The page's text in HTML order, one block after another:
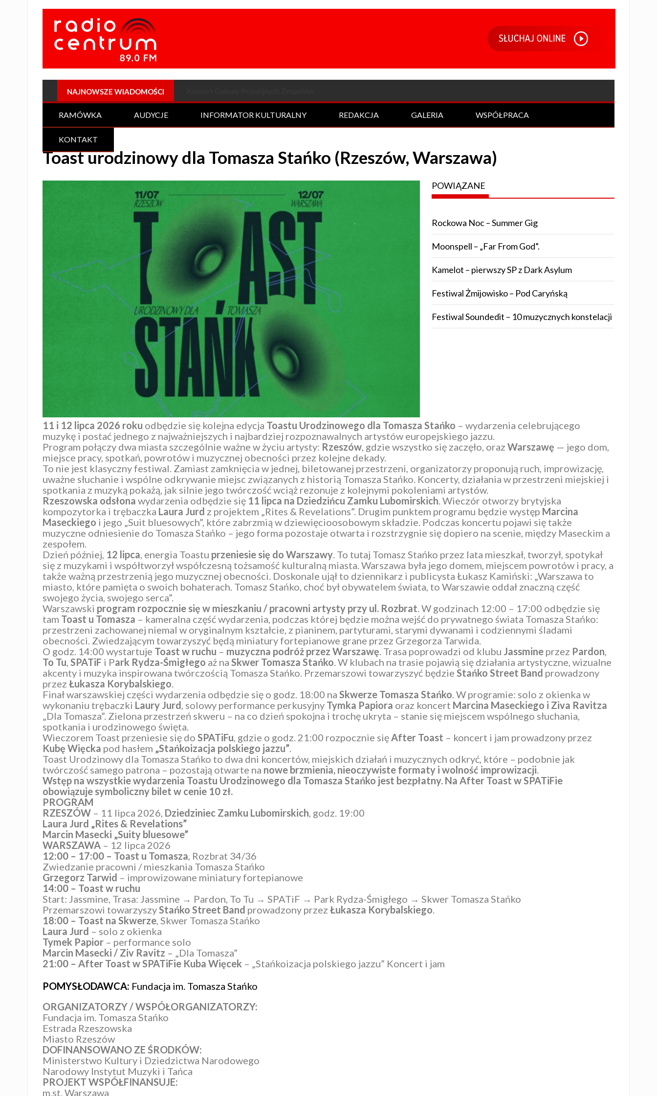
NAJNOWSZE WIADOMOŚCI
RAMÓWKA AUDYCJE INFORMATOR KULTURALNY REDAKCJA GALERIA WSPÓŁPRACA
KONTAKT
Toast urodzinowy dla Tomasza Stańko (Rzeszów, Warszawa)
POWIĄZANE
Rockowa Noc – Summer Gig
Moonspell – „Far From God”.
Kamelot – pierwszy SP z Dark Asylum
Festiwal Żmijowisko – Pod Caryńską
Festiwal Soundedit – 10 muzycznych konstelacji
11 i 12 lipca 2026 roku odbędzie się kolejna edycja Toastu Urodzinowego dla Tomasza Stańko – wydarzenia celebrującego
muzykę i postać jednego z najważniejszych i najbardziej rozpoznawalnych artystów europejskiego jazzu.
Program połączy dwa miasta szczególnie ważne w życiu artysty: Rzeszów, gdzie wszystko się zaczęło, oraz Warszawę — jego dom,
miejsce pracy, spotkań, powrotów i muzycznej obecności przez kolejne dekady.
To nie jest klasyczny festiwal. Zamiast zamknięcia w jednej, biletowanej przestrzeni, organizatorzy proponują ruch, improwizację,
uważne słuchanie i wspólne odkrywanie miejsc związanych z historią Tomasza Stańko. Koncerty, działania w przestrzeni miejskiej i
spotkania z muzyką pokażą, jak silnie jego twórczość wciąż rezonuje z kolejnymi pokoleniami artystów.
Rzeszowska odsłona wydarzenia odbędzie się 11 lipca na Dziedzińcu Zamku Lubomirskich. Wieczór otworzy brytyjska
kompozytorka i trębaczka Laura Jurd z projektem „Rites & Revelations”. Drugim punktem programu będzie występ Marcina
Maseckiego i jego „Suit bluesowych”, które zabrzmią w dziewięcioosobowym składzie. Podczas koncertu pojawi się także
muzyczne odniesienie do Tomasza Stańko – jego forma pozostaje otwarta i rozstrzygnie się dopiero na scenie, między Maseckim a
zespołem.
Dzień później, 12 lipca, energia Toastu przeniesie się do Warszawy. To tutaj Tomasz Stańko przez lata mieszkał, tworzył, spotykał
się z muzykami i współtworzył współczesną tożsamość kulturalną miasta. Warszawa była jego domem, miejscem powrotów i pracy, a
także ważną przestrzenią jego muzycznej obecności. Doskonale ujął to dziennikarz i publicysta Łukasz Kamiński: „Warszawa to
miasto, które pamięta o swoich bohaterach. Tomasz Stańko, choć był obywatelem świata, to Warszawie oddał znaczną część
swojego życia, swojego serca”.
Warszawski program rozpocznie się w mieszkaniu / pracowni artysty przy ul. Rozbrat. W godzinach 12:00 – 17:00 odbędzie się
tam Toast u Tomasza – kameralna część wydarzenia, podczas której będzie można wejść do prywatnego świata Tomasza Stańko:
przestrzeni zachowanej niemal w oryginalnym kształcie, z pianinem, partyturami, starymi dywanami i codziennymi śladami
obecności. Zwiedzającym towarzyszyć będą miniatury fortepianowe grane przez Grzegorza Tarwida.
O godz. 14:00 wystartuje Toast w ruchu – muzyczna podróż przez Warszawę. Trasa poprowadzi od klubu Jassmine przez Pardon,
To Tu, SPATiF i Park Rydza-Śmigłego aż na Skwer Tomasza Stańko. W klubach na trasie pojawią się działania artystyczne, wizualne
akcenty i muzyka inspirowana twórczością Tomasza Stańko. Przemarszowi towarzyszyć będzie Stańko Street Band prowadzony
przez Łukasza Korybalskiego.
Finał warszawskiej części wydarzenia odbędzie się o godz. 18:00 na Skwerze Tomasza Stańko. W programie: solo z okienka w
wykonaniu trębaczki Laury Jurd, solowy performance perkusyjny Tymka Papiora oraz koncert Marcina Maseckiego i Ziva Ravitza
„Dla Tomasza”. Zielona przestrzeń skweru – na co dzień spokojna i trochę ukryta – stanie się miejscem wspólnego słuchania,
spotkania i urodzinowego święta.
Wieczorem Toast przeniesie się do SPATiFu, gdzie o godz. 21:00 rozpocznie sięAfter Toast – koncert i jam prowadzony przez
Kubę Więcka pod hasłem „Stańkoizacja polskiego jazzu”.
Toast Urodzinowy dla Tomasza Stańko to dwa dni koncertów, miejskich działań i muzycznych odkryć, które – podobnie jak
twórczość samego patrona – pozostają otwarte na nowe brzmienia, nieoczywiste formaty i wolność improwizacji.
Wstęp na wszystkie wydarzenia Toastu Urodzinowego dla Tomasza Stańko jest bezpłatny. Na After Toast w SPATiFie
obowiązuje symboliczny bilet w cenie 10 zł.
PROGRAM
RZESZÓW – 11 lipca 2026, Dziedziniec Zamku Lubomirskich, godz. 19:00
Laura Jurd „Rites & Revelations”
Marcin Masecki „Suity bluesowe”
WARSZAWA – 12 lipca 2026
12:00 – 17:00 – Toast u Tomasza, Rozbrat 34/36
Zwiedzanie pracowni / mieszkania Tomasza Stańko
Grzegorz Tarwid – improwizowane miniatury fortepianowe
14:00 – Toast w ruchu
Start: Jassmine, Trasa: Jassmine → Pardon, To Tu → SPATiF → Park Rydza-Śmigłego → Skwer Tomasza Stańko
Przemarszowi towarzyszyStańko Street Band prowadzony przez Łukasza Korybalskiego.
18:00 – Toast na Skwerze, Skwer Tomasza Stańko
Laura Jurd – solo z okienka
Tymek Papior – performance solo
Marcin Masecki / Ziv Ravitz – „Dla Tomasza”
21:00 – After Toast w SPATiFie Kuba Więcek – „Stańkoizacja polskiego jazzu” Koncert i jam
POMYSŁODAWCA: Fundacja im. Tomasza Stańko
ORGANIZATORZY / WSPÓŁORGANIZATORZY:
Fundacja im. Tomasza Stańko
Estrada Rzeszowska
Miasto Rzeszów
DOFINANSOWANO ZE ŚRODKÓW:
Ministerstwo Kultury i Dziedzictwa Narodowego
Narodowy Instytut Muzyki i Tańca
PROJEKT WSPÓŁFINANSUJE:
m.st. Warszawa